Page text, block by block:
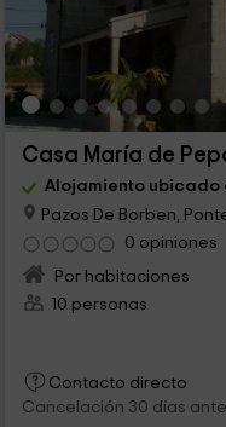
Casa María de
Alojamiento ubicado
Pazos De Borben,
0 opiniones
Por habitaciones
10 personas
Contacto directo
Cancelación 30 días